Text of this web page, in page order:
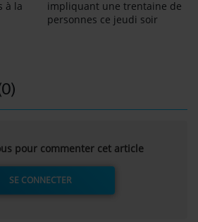
à la
impliquant une trentaine de
personnes ce jeudi soir
pour commenter cet article
SE CONNECTER